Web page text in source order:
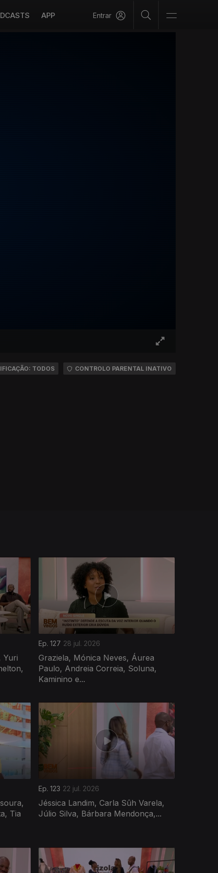
APP Entrar
TODOS CONTROLO PARENTAL INATIVO
Yuri
Ep. 127 28 jul. 2026
Graziela, Mónica Neves, Áurea
Paulo, Andreia Correia, Soluna,
Kaminino e...
Tia
Ep. 123 22 jul. 2026
Jéssica Landim, Carla Sûh Varela,
Júlio Silva, Bárbara Mendonça,...